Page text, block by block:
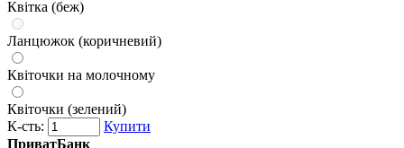
Квітка (беж)
Ланцюжок (коричневий)
Квіточки на молочному
Квіточки (зелений)
К-сть:
Купити
ПриватБанк